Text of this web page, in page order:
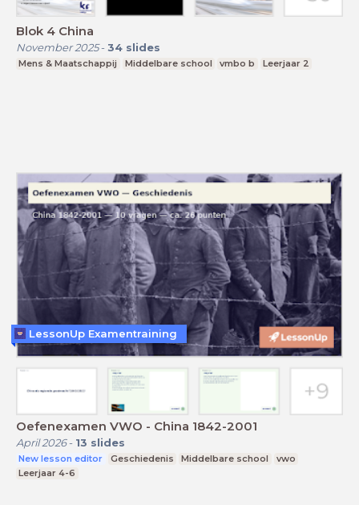
Blok 4 China
November 2025- 34 slides
Mens & Maatschappij Middelbare school vmbo b Leerjaar 2
Oefenexamen VWO - China 1842-2001
April 2026- 13 slides
New lesson editor Geschiedenis Middelbare school
vwo
Leerjaar 4-6
LessonUp Examentraining